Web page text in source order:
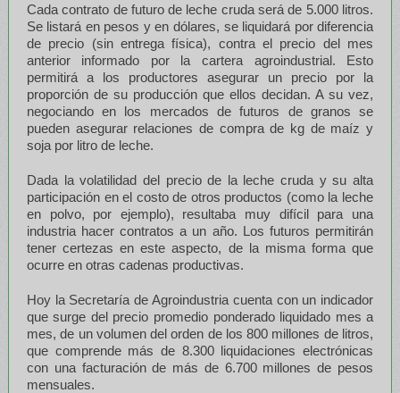
Cada contrato de futuro de leche cruda será de 5.000 litros.
Se listará en pesos y en dólares, se liquidará por diferencia
de precio (sin entrega física), contra el precio del mes
anterior informado por la cartera agroindustrial. Esto
permitirá a los productores asegurar un precio por la
proporción de su producción que ellos decidan. A su vez,
negociando en los mercados de futuros de granos se
pueden asegurar relaciones de compra de kg de maíz y
soja por litro de leche.
Dada la volatilidad del precio de la leche cruda y su alta
participación en el costo de otros productos (como la leche
en polvo, por ejemplo), resultaba muy difícil para una
industria hacer contratos a un año. Los futuros permitirán
tener certezas en este aspecto, de la misma forma que
ocurre en otras cadenas productivas.
Hoy la Secretaría de Agroindustria cuenta con un indicador
que surge del precio promedio ponderado liquidado mes a
mes, de un volumen del orden de los 800 millones de litros,
que comprende más de 8.300 liquidaciones electrónicas
con una facturación de más de 6.700 millones de pesos
mensuales.